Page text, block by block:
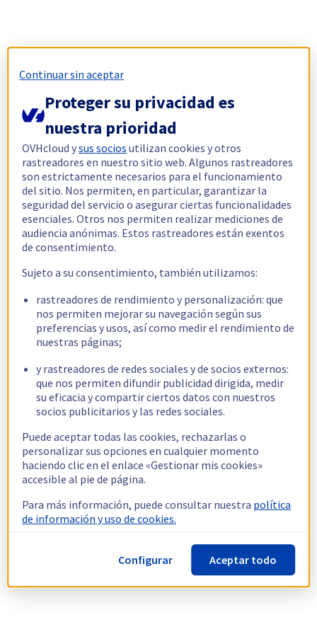
Continuar sin aceptar
Proteger su privacidad es
nuestra prioridad
OVHcloud ysus socios utilizan cookies y otros
rastreadores en nuestro sitio web. Algunos rastreadores
son estrictamente necesarios para el funcionamiento
del sitio. Nos permiten, en particular, garantizar la
seguridad del servicio o asegurar ciertas funcionalidades
esenciales. Otros nos permiten realizar mediciones de
audiencia anónimas. Estos rastreadores están exentos
de consentimiento.
Sujeto a su consentimiento, también utilizamos:
rastreadores de rendimiento y personalización: que
nos permiten mejorar su navegación según sus
preferencias y usos, así como medir el rendimiento de
nuestras páginas;
y rastreadores de redes sociales y de socios externos:
que nos permiten difundir publicidad dirigida, medir
su eficacia y compartir ciertos datos con nuestros
socios publicitarios y las redes sociales.
Puede aceptar todas las cookies, rechazarlas o
personalizar sus opciones en cualquier momento
haciendo clic en el enlace «Gestionar mis cookies»
accesible al pie de página.
Para más información, puede consultar nuestra política
de información y uso de cookies.
Configurar Aceptar todo